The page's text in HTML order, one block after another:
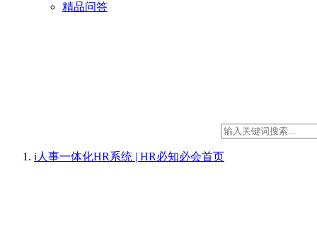
精品问答
i人事一体化HR系统 | HR必知必会首页